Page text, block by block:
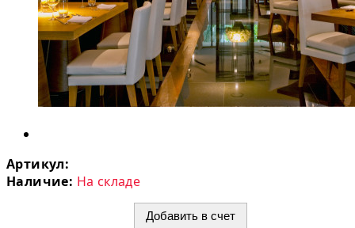
Артикул:
Наличие: На складе
Добавить в счет